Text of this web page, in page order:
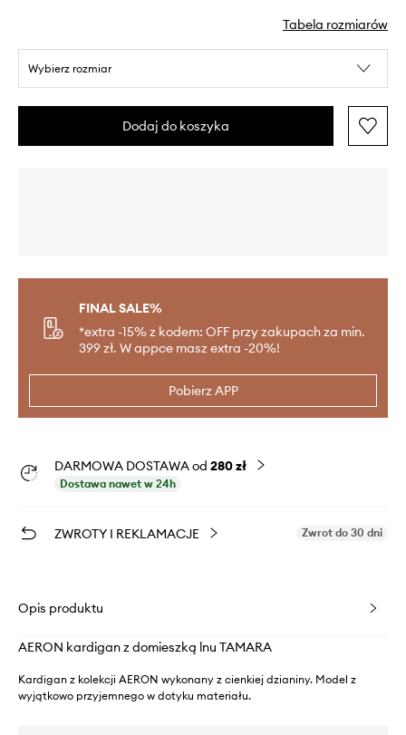
Tabela rozmiarów
Wybierz rozmiar
Dodaj do koszyka
FINAL SALE%
*extra -15% z kodem: OFF przy zakupach za min.
399 zł. W appce masz extra -20%!
Pobierz APP
DARMOWA DOSTAWA od 280 zł
Dostawa nawet w 24h
ZWROTY I REKLAMACJE Zwrot do 30 dni
Opis produktu
AERON kardigan z domieszką lnu TAMARA
Kardigan z kolekcji AERON wykonany z cienkiej dzianiny. Model z
wyjątkowo przyjemnego w dotyku materiału.